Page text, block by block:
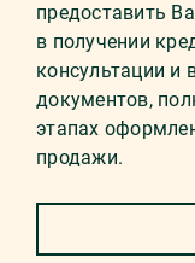
предоставить
в получении
консультации и
документов,
этапах
продажи.